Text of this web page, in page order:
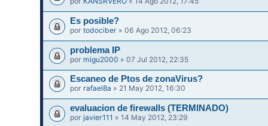
Es posible?
portodociber » 06 Ago 2012, 06:23
problema IP
por migu2000 » 07 Jul 2012, 22:35
Escaneo de Ptos de zonaVirus?
por rafael8a » 21 May 2012, 16:30
evaluacion de firewalls (TERMINADO)
porjavier111 » 14 May 2012, 23:29